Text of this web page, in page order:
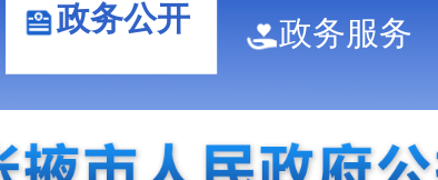
政务公开 政务服务